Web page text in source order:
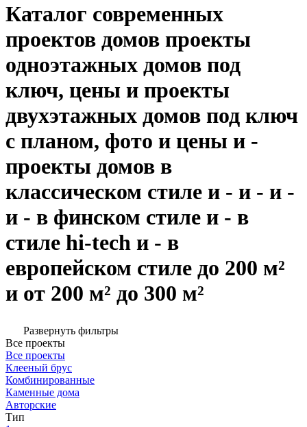
Каталог современных
проектов домов проекты
одноэтажных домов под
ключ, цены и проекты
двухэтажных домов под ключ
с планом, фото и цены и -
проекты домов в
классическом стиле и - и - и -
и - в финском стиле и - в
стиле hi-tech и - в
европейском стиле до 200 м²
и от 200 м² до 300 м²
Развернуть фильтры
Все проекты
Все проекты
Клееный брус
Комбинированные
Каменные дома
Авторские
Тип